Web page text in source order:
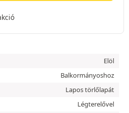
Elöl
Balkormányoshoz
Lapos törlőlapát
Légterelővel